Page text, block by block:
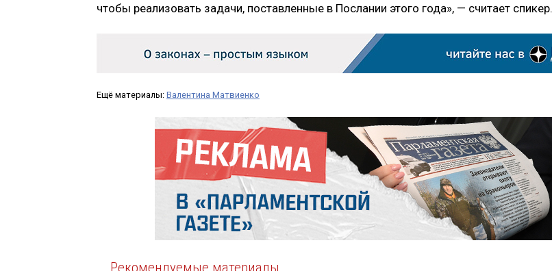
чтобы реализовать задачи, поставленные в Послании этого года», — считает спикер.
Ещё материалы: Валентина Матвиенко
Рекомендуемые материалы